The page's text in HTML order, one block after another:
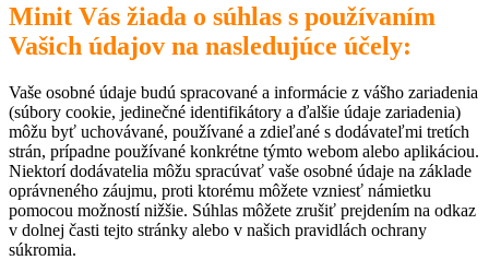
Minit Vás žiada o súhlas s používaním
Vašich údajov na nasledujúce účely:
Vaše osobné údaje budú spracované a informácie z vášho zariadenia
(súbory cookie, jedinečné identifikátory a ďalšie údaje zariadenia)
môžu byť uchovávané, používané a zdieľané s dodávateľmi tretích
strán, prípadne používané konkrétne týmto webom alebo aplikáciou.
Niektorí dodávatelia môžu spracúvať vaše osobné údaje na základe
oprávneného záujmu, proti ktorému môžete vzniesť námietku
pomocou možností nižšie. Súhlas môžete zrušiť prejdením na odkaz
v dolnej časti tejto stránky alebo v našich pravidlách ochrany
súkromia.